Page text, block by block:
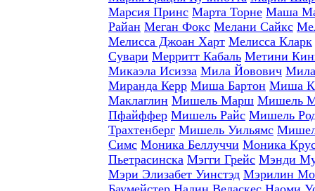
Марсия Принс Марта Торне Маша
Райан Меган Фокс Мелани Сайкс
Мелисса Джоан Харт Мелисса Кларк
Сувари Мерритт Кабаль Метини
Микаэла Исизза Мила Йовович
Миранда Керр Миша Бартон Миша
Маклаглин Мишель Марш Мишель
Пфайффер Мишель Райс Мишель
Трахтенберг Мишель Уильямс
Симс Моника Беллуччи Моника
Пьетрасинска Мэгги Грейс Мэнди
Мэри Элизабет Уинстэд Мэрилин